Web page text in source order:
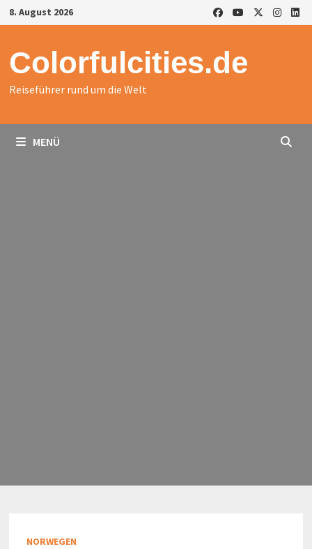
Zurück
zum
8. August 2026
Colorfulcities.de
Reiseführer rund um die Welt
MENÜ
NORWEGEN